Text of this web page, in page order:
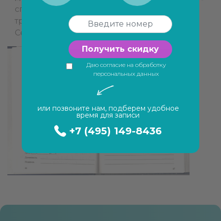
спасибо, Анна Сергеевна, за ваш нелёгкий
труд!
Семёнова Л.С.
Получить скидку
Даю согласие на обработку
персональных данных
или позвоните нам, подберем удобное
время для записи
+7 (495) 149-8436